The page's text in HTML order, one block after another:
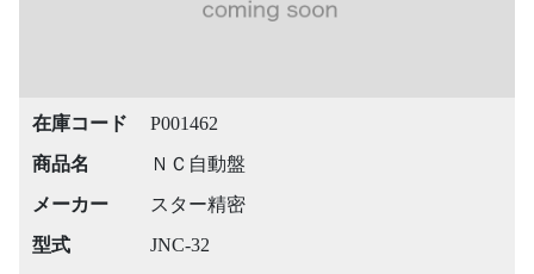
在庫コード
P001462
商品名
ＮＣ自動盤
メーカー
スター精密
型式
JNC-32